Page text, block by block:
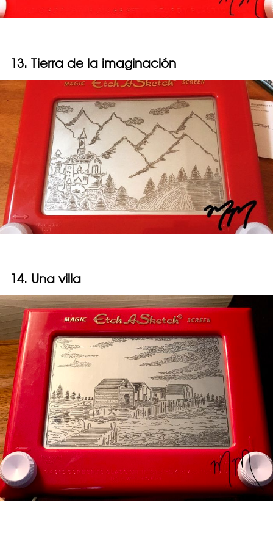
13. Tierra de la imaginación
14. Una villa